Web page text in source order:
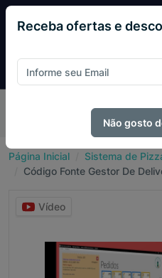
PIX e ganhe
de
Página Inicial
Sistema de
Código Fonte Gestor De
Vídeo
Receba ofertas e
Não gosto